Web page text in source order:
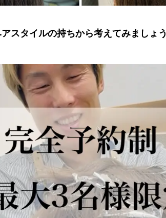
スタイルの持ちから考えてみましょう